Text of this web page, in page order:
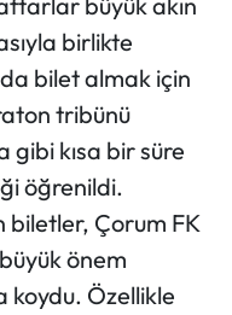
birlikte
bilet almak için
tribünü
gibi kısa bir süre
öğrenildi.
Çorum FK
önem
Özellikle